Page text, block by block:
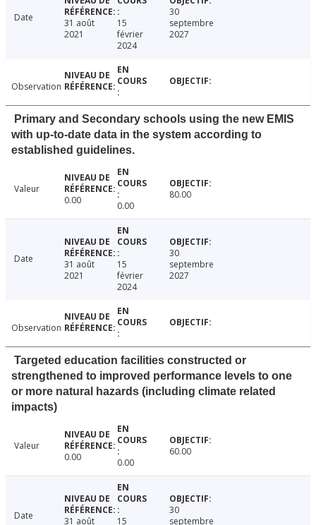
Date
31 août
2021
15
février
2024
30
septembre
2027
Observation
Primary and Secondary schools using the new EMIS
with up-to-date data in the system according to
established guidelines.
Valeur
0.00
0.00
80.00
Date
31 août
2021
15
février
2024
30
septembre
2027
Observation
Targeted education facilities constructed or
strengthened to improved performance levels to one
or more natural hazards (including climate related
impacts)
Valeur
0.00
0.00
60.00
Date 31 août 15
30
septembre